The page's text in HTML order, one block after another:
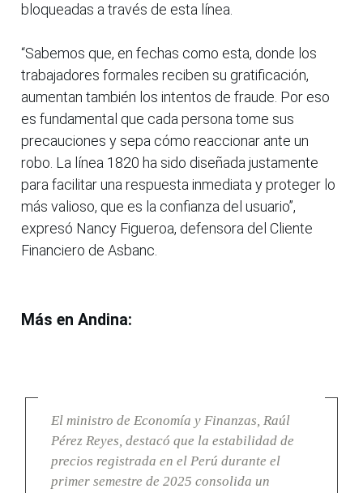
bloqueadas a través de esta línea.
“Sabemos que, en fechas como esta, donde los
trabajadores formales reciben su gratificación,
aumentan también los intentos de fraude. Por eso
es fundamental que cada persona tome sus
precauciones y sepa cómo reaccionar ante un
robo. La línea 1820 ha sido diseñada justamente
para facilitar una respuesta inmediata y proteger lo
más valioso, que es la confianza del usuario”,
expresó Nancy Figueroa, defensora del Cliente
Financiero de Asbanc.
Más en Andina:
El ministro de Economía y Finanzas, Raúl
Pérez Reyes, destacó que la estabilidad de
precios registrada en el Perú durante el
primer semestre de 2025 consolida un